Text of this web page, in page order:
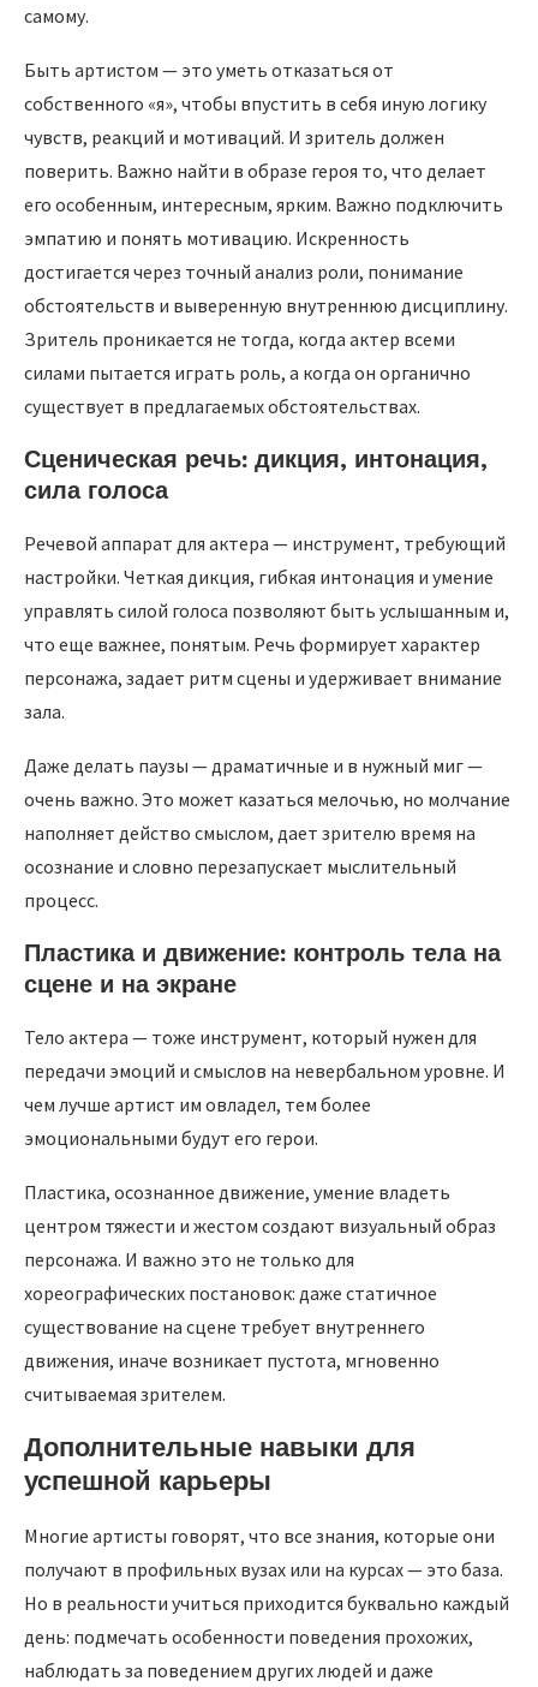
самому.
Быть артистом — это уметь отказаться от
собственного «я», чтобы впустить в себя иную логику
чувств, реакций и мотиваций. И зритель должен
поверить. Важно найти в образе героя то, что делает
его особенным, интересным, ярким. Важно подключить
эмпатию и понять мотивацию. Искренность
достигается через точный анализ роли, понимание
обстоятельств и выверенную внутреннюю дисциплину.
Зритель проникается не тогда, когда актер всеми
силами пытается играть роль, а когда он органично
существует в предлагаемых обстоятельствах.
Сценическая речь: дикция, интонация,
сила голоса
Речевой аппарат для актера — инструмент, требующий
настройки. Четкая дикция, гибкая интонация и умение
управлять силой голоса позволяют быть услышанным и,
что еще важнее, понятым. Речь формирует характер
персонажа, задает ритм сцены и удерживает внимание
зала.
Даже делать паузы — драматичные и в нужный миг —
очень важно. Это может казаться мелочью, но молчание
наполняет действо смыслом, дает зрителю время на
осознание и словно перезапускает мыслительный
процесс.
Пластика и движение: контроль тела на
сцене и на экране
Тело актера — тоже инструмент, который нужен для
передачи эмоций и смыслов на невербальном уровне. И
чем лучше артист им овладел, тем более
эмоциональными будут его герои.
Пластика, осознанное движение, умение владеть
центром тяжести и жестом создают визуальный образ
персонажа. И важно это не только для
хореографических постановок: даже статичное
существование на сцене требует внутреннего
движения, иначе возникает пустота, мгновенно
считываемая зрителем.
Дополнительные навыки для
успешной карьеры
Многие артисты говорят, что все знания, которые они
получают в профильных вузах или на курсах — это база.
Но в реальности учиться приходится буквально каждый
день: подмечать особенности поведения прохожих,
наблюдать за поведением других людей и даже